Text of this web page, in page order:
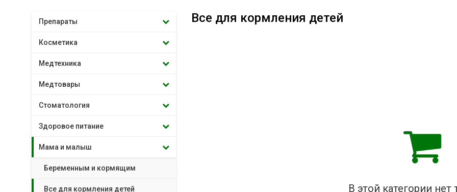
Препараты
Косметика
Медтехника
Медтовары
Стоматология
Здоровое питание
Мама и малыш
Беременным и кормящим
Все для кормления детей
Все для кормления детей
В этой категории нет